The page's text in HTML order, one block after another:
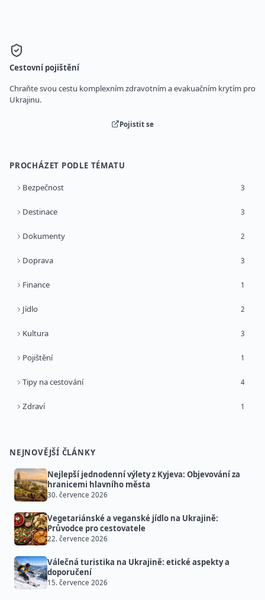
Cestovní pojištění
Chraňte svou cestu komplexním zdravotním a evakuačním krytím pro
Ukrajinu.
Pojistit se
PROCHÁZET PODLE TÉMATU
Bezpečnost 3
Destinace 3
Dokumenty 2
Doprava 3
Finance 1
Jídlo 2
Kultura 3
Pojištění 1
Tipy na cestování 4
Zdraví 1
NEJNOVĚJŠÍ ČLÁNKY
Nejlepší jednodenní výlety z Kyjeva: Objevování za
hranicemi hlavního města
30. července 2026
Vegetariánské a veganské jídlo na Ukrajině:
Průvodce pro cestovatele
22. července 2026
Válečná turistika na Ukrajině: etické aspekty a
doporučení
15. července 2026